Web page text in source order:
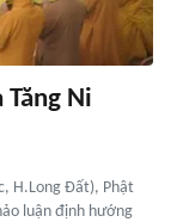
Tăng Ni
H.Long Đất), Phật
luận định hướng